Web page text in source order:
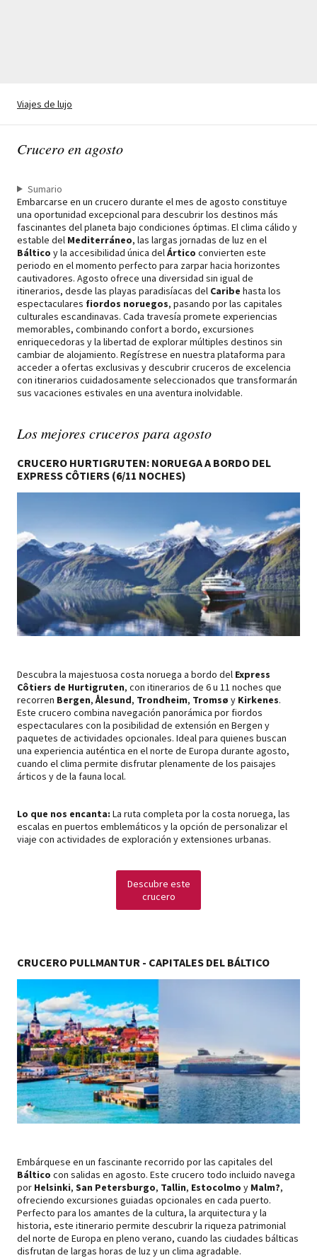
Viajes de lujo
Crucero en agosto
Sumario
Embarcarse en un crucero durante el mes de agosto constituye
una oportunidad excepcional para descubrir los destinos más
fascinantes del planeta bajo condiciones óptimas. El clima cálido y
estable del Mediterráneo, las largas jornadas de luz en el
Báltico y la accesibilidad única delÁrtico convierten este
periodo en el momento perfecto para zarpar hacia horizontes
cautivadores. Agosto ofrece una diversidad sin igual de
itinerarios, desde las playas paradisíacas del Caribe hasta los
espectaculares fiordos noruegos, pasando por las capitales
culturales escandinavas. Cada travesía promete experiencias
memorables, combinando confort a bordo, excursiones
enriquecedoras y la libertad de explorar múltiples destinos sin
cambiar de alojamiento. Regístrese en nuestra plataforma para
acceder a ofertas exclusivas y descubrir cruceros de excelencia
con itinerarios cuidadosamente seleccionados que transformarán
sus vacaciones estivales en una aventura inolvidable.
Los mejores cruceros para agosto
CRUCERO HURTIGRUTEN: NORUEGA A BORDO DEL
EXPRESS CÔTIERS (6/11 NOCHES)
Descubra la majestuosa costa noruega a bordo del Express
Côtiers de Hurtigruten, con itinerarios de 6 u 11 noches que
recorren Bergen,Ålesund, Trondheim, Tromsø y Kirkenes.
Este crucero combina navegación panorámica por fiordos
espectaculares con la posibilidad de extensión en Bergen y
paquetes de actividades opcionales. Ideal para quienes buscan
una experiencia auténtica en el norte de Europa durante agosto,
cuando el clima permite disfrutar plenamente de los paisajes
árticos y de la fauna local.
Lo que nos encanta: La ruta completa por la costa noruega, las
escalas en puertos emblemáticos y la opción de personalizar el
viaje con actividades de exploración y extensiones urbanas.
Descubre este
crucero
CRUCERO PULLMANTUR - CAPITALES DEL BÁLTICO
Embárquese en un fascinante recorrido por las capitales del
Báltico con salidas en agosto. Este crucero todo incluido navega
por Helsinki, San Petersburgo, Tallin, Estocolmo y Malm?,
ofreciendo excursiones guiadas opcionales en cada puerto.
Perfecto para los amantes de la cultura, la arquitectura y la
historia, este itinerario permite descubrir la riqueza patrimonial
del norte de Europa en pleno verano, cuando las ciudades bálticas
disfrutan de largas horas de luz y un clima agradable.